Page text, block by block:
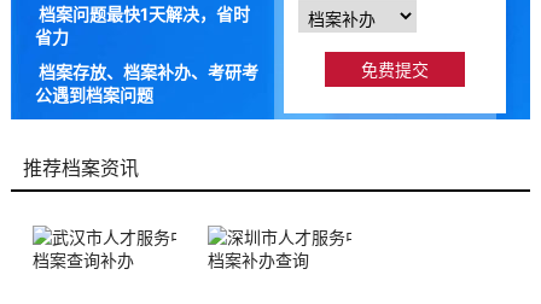
档案问题最快1天解决，省时
省力
档案存放、档案补办、考研考
公遇到档案问题
推荐档案资讯